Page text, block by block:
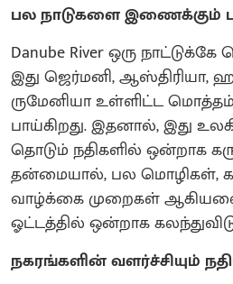
பல நாடுகளை இணைக்கும்
Danube River ஒரு
இது ஜெர்மனி, ஆஸ்திரியா,
ருமேனியா உள்ளிட்ட மொத்தம்
பாய்கிறது. இதனால், இது
தொடும் நதிகளில் ஒன்றாக
தன்மையால், பல மொழிகள்,
வாழ்க்கை முறைகள்
ஓட்டத்தில் ஒன்றாக
நகரங்களின் வளர்ச்சியும்